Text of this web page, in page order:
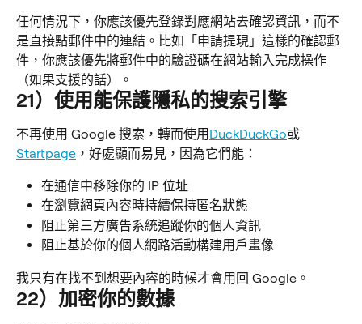
任何情況下，你應該優先登錄對應網站去確認資訊，而不
是直接點郵件中的連結。比如「申請提現」這樣的確認郵
件，你應該優先將郵件中的驗證碼在網站輸入完成操作
（如果支援的話）。
21）使用能保護隱私的搜索引擎
不再使用 Google 搜索，轉而使用 DuckDuckGo或
Startpage ，好處顯而易見，因為它們能：
在通信中移除你的 IP 位址
在瀏覽網頁內容時持續保持匿名狀態
阻止第三方廣告系統追蹤你的個人資訊
阻止基於你的個人網路活動構建用戶畫像
我只有在找不到想要內容的時候才會用回 Google。
22）加密你的數據